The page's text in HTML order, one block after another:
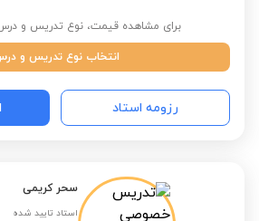
برای مشاهده قیمت، نوع تدریس و درس
انتخاب نوع تدریس و
رزومه استاد
سحر کریمی
استاد تایید شده